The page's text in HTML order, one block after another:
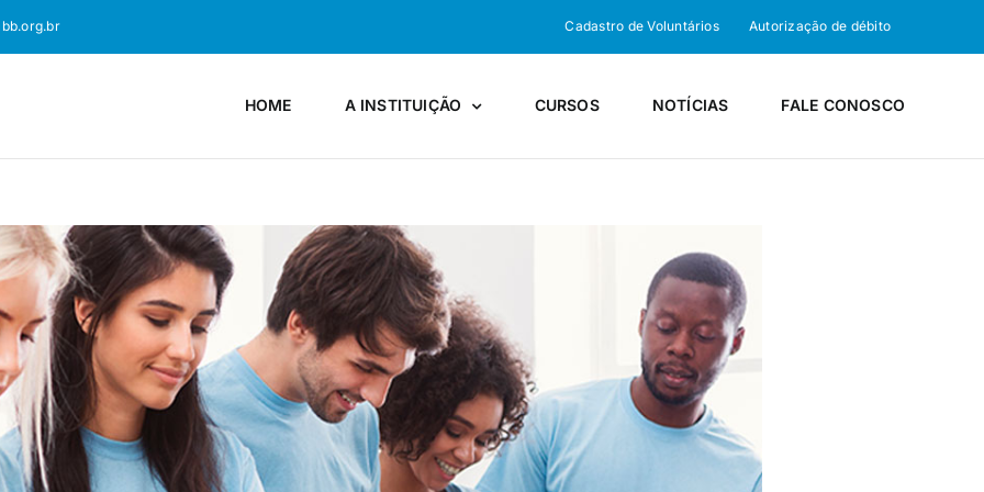
Cadastro de Voluntários Autorização de débito
HOME A INSTITUIÇÃO CURSOS NOTÍCIAS FALE CONOSCO